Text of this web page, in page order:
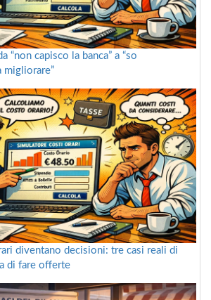
“non capisco la banca” a “so
migliorare”
diventano decisioni: tre casi reali di
di fare offerte